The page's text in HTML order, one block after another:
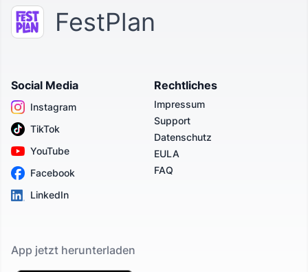
FestPlan
Social Media
Instagram
TikTok
YouTube
Facebook
LinkedIn
Rechtliches
Impressum
Support
Datenschutz
EULA
FAQ
App jetzt herunterladen